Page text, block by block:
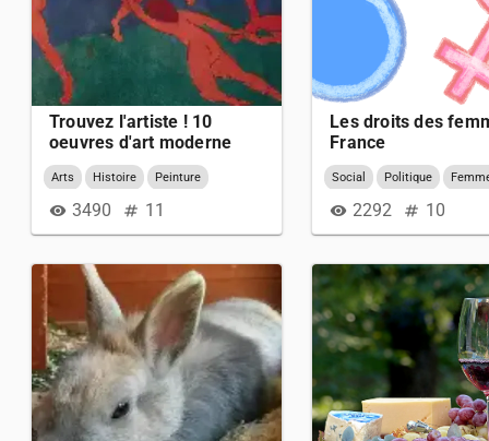
Trouvez l'artiste ! 10
oeuvres d'art moderne
très connues
Arts Histoire Peinture
visibility 3490 numbers 11
Les droits des
France
Social Politique
Droit
visibility 2292 numbers 10